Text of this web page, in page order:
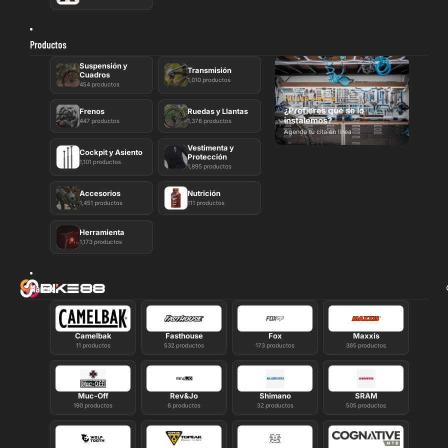
Productos
Suspensión y
Cuadros
454 productos
Transmisión
1,010 productos
Frenos
447 productos
Ruedas y Llantas
1,376 productos
Cockpit y Asiento
1,101 productos
Vestimenta y
Protección
1,895 productos
Accesorios
1,451 productos
Nutrición
111 productos
Herramienta
1,173 productos
TALLER BIKE 88
¿Prefieres que se lo
instalemos?
Agenda tu cita en línea
Marcas
Camelbak
11 productos
Fasthouse
532 productos
Fox
173 productos
Maxxis
365 productos
Muc-Off
190 productos
Rev&Jo
6 productos
Shimano
32 productos
SRAM
505 productos